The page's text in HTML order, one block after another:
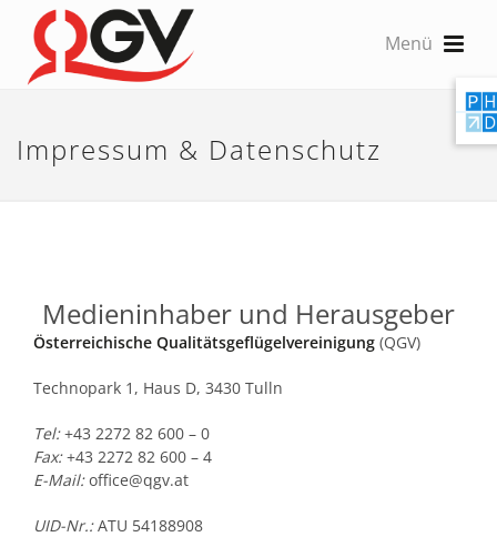
Impressum & Datenschutz
Medieninhaber und Herausgeber
Österreichische Qualitätsgeflügelvereinigung (QGV)
Technopark 1, Haus D, 3430 Tulln
Tel:+43 2272 82 600 – 0
Fax:+43 2272 82 600 – 4
E-Mail:office@qgv.at
UID-Nr.:ATU 54188908